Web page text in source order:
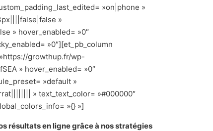
»on|phone »
»
» hover_enabled= »0″
»0″][et_pb_column
growthup.fr/wp-
» hover_enabled= »0″
»default »
» text_text_color= »#000000″
»{} »]
résultats en ligne grâce à nos stratégies